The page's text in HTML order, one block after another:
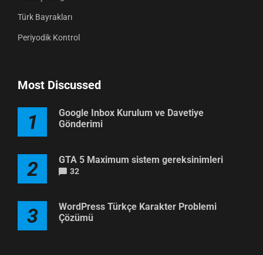
Türk Bayrakları
Periyodik Kontrol
Most Discussed
1
Google Inbox Kurulum ve Davetiye
Gönderimi
2 GTA 5 Maximum sistem gereksinimleri
32
3
WordPress Türkçe Karakter Problemi
Çözümü